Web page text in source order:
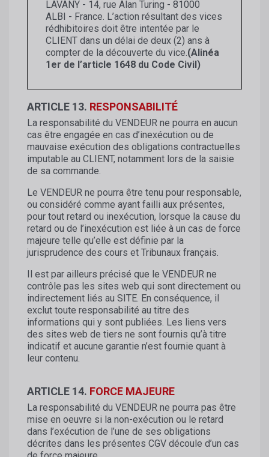
LAVANY - 14, rue Alan Turing - 81000
ALBI - France. L’action résultant des vices
rédhibitoires doit être intentée par le
CLIENT dans un délai de deux (2) ans à
compter de la découverte du vice.(Alinéa
1er de l’article 1648 du Code Civil)
ARTICLE 13. RESPONSABILITÉ
La responsabilité du VENDEUR ne pourra en aucun
cas être engagée en cas d’inexécution ou de
mauvaise exécution des obligations contractuelles
imputable au CLIENT, notamment lors de la saisie
de sa commande.
Le VENDEUR ne pourra être tenu pour responsable,
ou considéré comme ayant failli aux présentes,
pour tout retard ou inexécution, lorsque la cause du
retard ou de l’inexécution est liée à un cas de force
majeure telle qu’elle est définie par la
jurisprudence des cours et Tribunaux français.
Il est par ailleurs précisé que le VENDEUR ne
contrôle pas les sites web qui sont directement ou
indirectement liés au SITE. En conséquence, il
exclut toute responsabilité au titre des
informations qui y sont publiées. Les liens vers
des sites web de tiers ne sont fournis qu’à titre
indicatif et aucune garantie n’est fournie quant à
leur contenu.
ARTICLE 14. FORCE MAJEURE
La responsabilité du VENDEUR ne pourra pas être
mise en oeuvre si la non-exécution ou le retard
dans l’exécution de l’une de ses obligations
décrites dans les présentes CGV découle d’un cas